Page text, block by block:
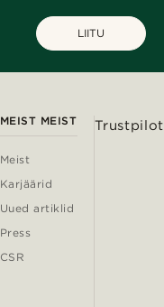
LIITU
MEIST MEIST
Meist
Karjäärid
Uued artiklid
Press
CSR
Trustpilot